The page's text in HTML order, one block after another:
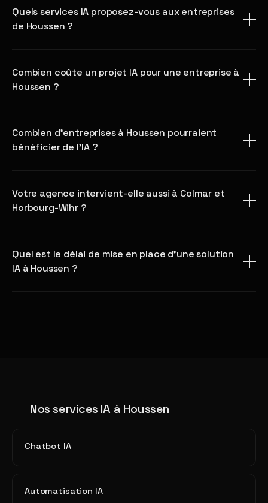
Quels services IA proposez-vous aux entreprises
de Houssen ?
Combien coûte un projet IA pour une entreprise à
Houssen ?
Combien d'entreprises à Houssen pourraient
bénéficier de l'IA ?
Votre agence intervient-elle aussi à Colmar et
Horbourg-Wihr ?
Quel est le délai de mise en place d'une solution
IA à Houssen ?
Nos services IA à Houssen
Chatbot IA
Automatisation IA